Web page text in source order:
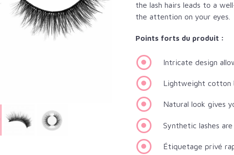
the lash hairs leads to a
the attention on your eyes.
Points forts du produit :
Intricate design
Lightweight cotton
Natural look gives
Synthetic lashes
Étiquetage privé